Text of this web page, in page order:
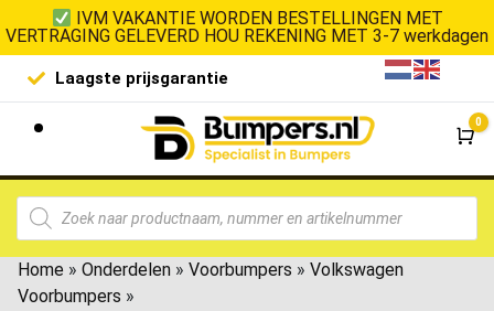
IVM VAKANTIE WORDEN BESTELLINGEN MET
VERTRAGING GELEVERD HOU REKENING MET 3-7 werkdagen
Laagste prijsgarantie De
0
Home » Onderdelen » Voorbumpers » Volkswagen
Voorbumpers »